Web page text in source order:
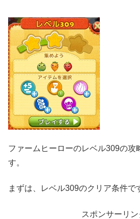
ファームヒーローのレベル309の攻
す。
まずは、レベル309のクリア条件で
スポンサーリン